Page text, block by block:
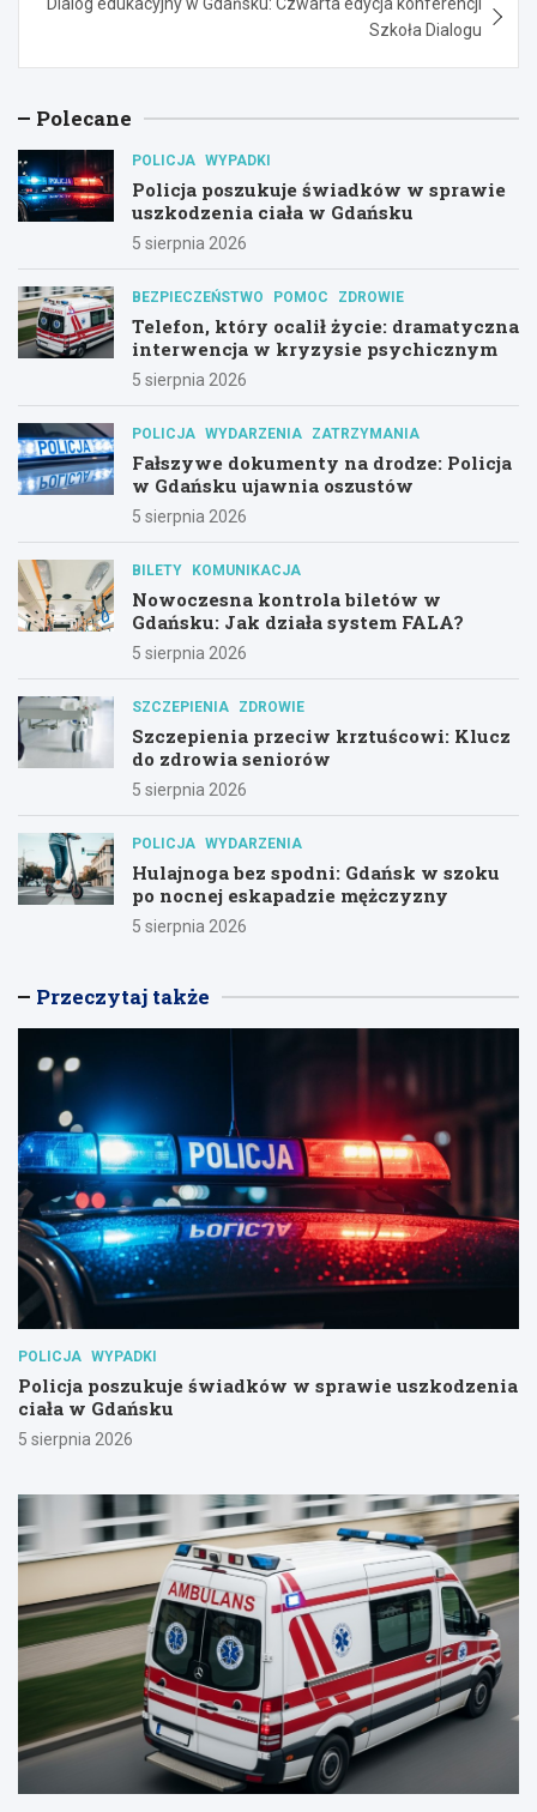
Szkoła Dialogu
Polecane
POLICJA WYPADKI
Policja poszukuje świadków w sprawie
uszkodzenia ciała w Gdańsku
5 sierpnia 2026
BEZPIECZEŃSTWO POMOC ZDROWIE
Telefon, który ocalił życie: dramatyczna
interwencja w kryzysie psychicznym
5 sierpnia 2026
POLICJA WYDARZENIA ZATRZYMANIA
Fałszywe dokumenty na drodze: Policja
w Gdańsku ujawnia oszustów
5 sierpnia 2026
BILETY KOMUNIKACJA
Nowoczesna kontrola biletów w
Gdańsku: Jak działa system FALA?
5 sierpnia 2026
SZCZEPIENIA ZDROWIE
Szczepienia przeciw krztuścowi: Klucz
do zdrowia seniorów
5 sierpnia 2026
POLICJA WYDARZENIA
Hulajnoga bez spodni: Gdańsk w szoku
po nocnej eskapadzie mężczyzny
5 sierpnia 2026
Przeczytaj także
POLICJA WYPADKI
Policja poszukuje świadków w sprawie uszkodzenia
ciała w Gdańsku
5 sierpnia 2026